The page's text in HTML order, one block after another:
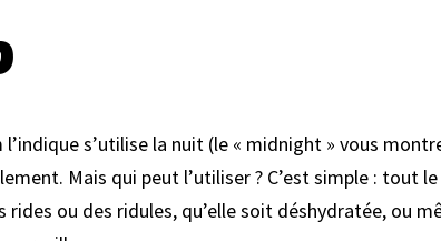
s’utilise la nuit (le « midnight » vous
Mais qui peut l’utiliser ? C’est simple : tout
rides ou des ridules, qu’elle soit déshydratée, ou